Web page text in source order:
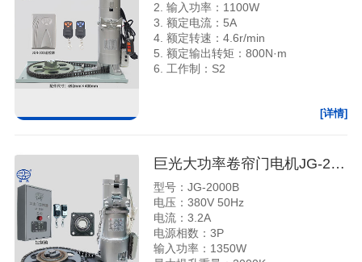
2. 输入功率：1100W
3. 额定电流：5A
4. 额定转速：4.6r/min
5. 额定输出转矩：800N·m
6. 工作制：S2
[详情]
巨光大功率卷帘门电机JG-2000B
型号：JG-2000B
电压：380V 50Hz
电流：3.2A
电源相数：3P
输入功率：1350W